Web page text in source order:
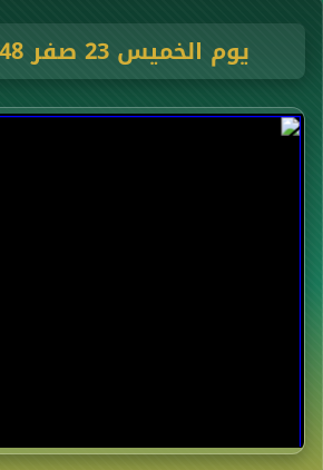
يوم الخميس 23 صفر 1448 هجرية